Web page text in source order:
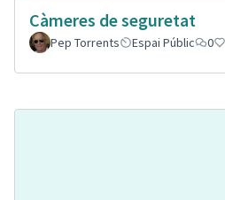
Càmeres de seguretat
Pep Torrents
Espai Públic 0